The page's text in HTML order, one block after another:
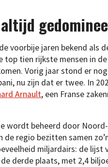
voorbije jaren bekend als
top tien rijkste mensen in
Vorig jaar stond er
nu zijn dat er twee. In
Arnault, een Franse
wordt beheerd door
de regio bezitten samen
miljardairs: de lijst
derde plaats, met 2,4